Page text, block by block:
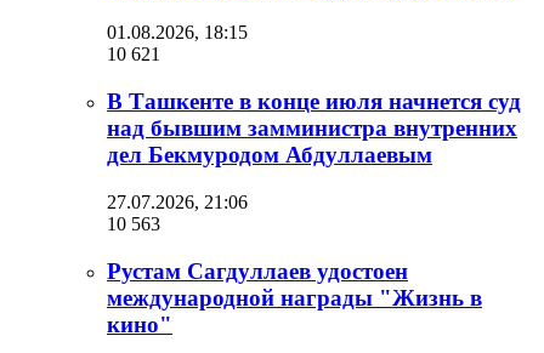
01.08.2026, 18:15
10 621
В Ташкенте в конце июля начнется суд
над бывшим замминистра внутренних
дел Бекмуродом Абдуллаевым
27.07.2026, 21:06
10 563
Рустам Сагдуллаев удостоен
международной награды "Жизнь в
кино"